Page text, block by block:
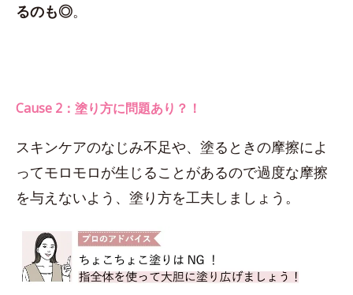
るのも◎。
Cause 2：塗り方に問題あり？！
スキンケアのなじみ不足や、塗るときの摩擦によ
ってモロモロが生じることがあるので過度な摩擦
を与えないよう、塗り方を工夫しましょう。